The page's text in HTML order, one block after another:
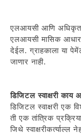
एलआयसी आणि अधिकृत
एलआयसी मासिक
देईल. ग्राहकाला या
जाणार नाही.
डिजिटल स्वाक्षरी काय
डिजिटल स्वाक्षरी एक
ती एक तांत्रिक
जिथे स्वाक्षरीकर्त्याल्ल